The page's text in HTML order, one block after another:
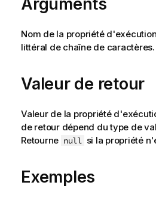
Nom de la propriété
littéral de chaîne de caractères.
Valeur de retour
Valeur de la propriété
de retour dépend du type de
Retourne null si la propriété
Exemples